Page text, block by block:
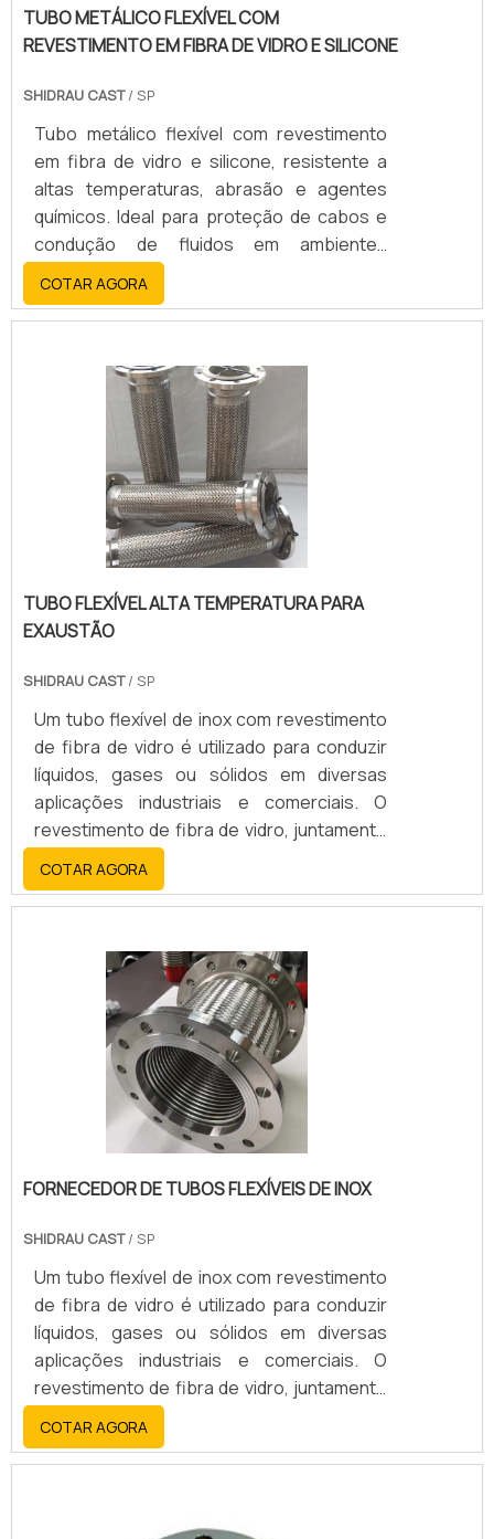
TUBO METÁLICO FLEXÍVEL COM
REVESTIMENTO EM FIBRA DE VIDRO E SILICONE
SHIDRAU CAST/ SP
Tubo metálico flexível com revestimento
em fibra de vidro e silicone, resistente a
altas temperaturas, abrasão e agentes
químicos. Ideal para proteção de cabos e
condução de fluidos em ambientes
industriais severos.
COTAR AGORA
TUBO FLEXÍVEL ALTA TEMPERATURA PARA
EXAUSTÃO
SHIDRAU CAST/ SP
Um tubo flexível de inox com revestimento
de fibra de vidro é utilizado para conduzir
líquidos, gases ou sólidos em diversas
aplicações industriais e comerciais. O
revestimento de fibra de vidro, juntamente
com o aço inoxidável, oferece alta
resistência, durabilidade, flexibilidade e
resistência a altas temperaturas, corrosão
COTAR AGORA
FORNECEDOR DE TUBOS FLEXÍVEIS DE INOX
SHIDRAU CAST/ SP
Um tubo flexível de inox com revestimento
de fibra de vidro é utilizado para conduzir
líquidos, gases ou sólidos em diversas
aplicações industriais e comerciais. O
revestimento de fibra de vidro, juntamente
com o aço inoxidável, oferece alta
resistência, durabilidade, flexibilidade e
resistência a altas temperaturas, corrosão
COTAR AGORA